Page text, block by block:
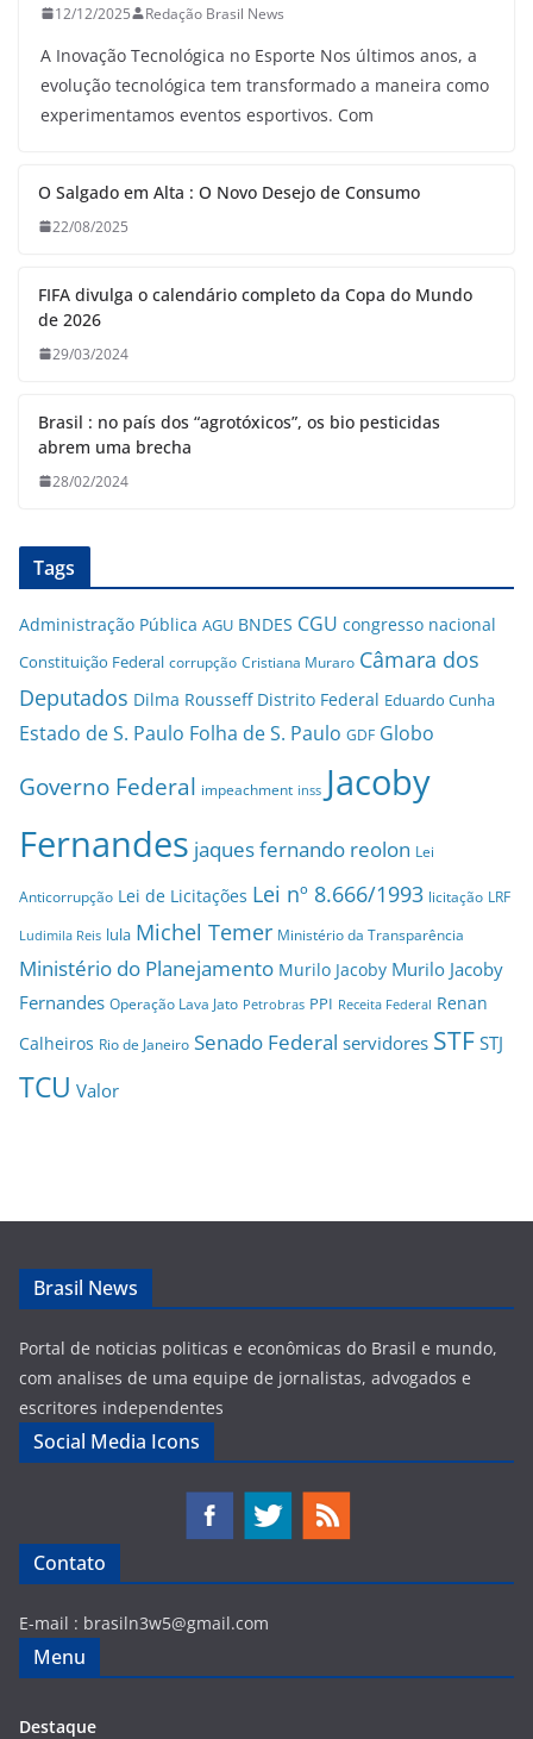
12/12/2025 Redação Brasil News
A Inovação Tecnológica no Esporte Nos últimos anos, a
evolução tecnológica tem transformado a maneira como
experimentamos eventos esportivos. Com
O Salgado em Alta : O Novo Desejo de Consumo
22/08/2025
FIFA divulga o calendário completo da Copa do Mundo
de 2026
29/03/2024
Brasil : no país dos “agrotóxicos”, os bio pesticidas
abrem uma brecha
28/02/2024
Tags
Administração Pública AGU BNDES CGU congresso nacional
Constituição Federal corrupção Cristiana Muraro Câmara dos
Deputados Dilma Rousseff Distrito Federal Eduardo Cunha
Estado de S. Paulo Folha de S. Paulo GDF Globo
Governo Federal impeachment inss Jacoby
Fernandes jaques fernando reolon Lei
Anticorrupção Lei de Licitações Lei nº 8.666/1993 licitação LRF
Ludimila Reis lula Michel Temer Ministério da Transparência
Ministério do Planejamento Murilo Jacoby Murilo Jacoby
Fernandes Operação Lava Jato Petrobras PPI Receita Federal Renan
Calheiros Rio de Janeiro Senado Federal servidores STF STJ
TCU Valor
Brasil News
Portal de noticias politicas e econômicas do Brasil e mundo,
com analises de uma equipe de jornalistas, advogados e
escritores independentes
Social Media Icons
Contato
E-mail : brasiln3w5@gmail.com
Menu
Destaque